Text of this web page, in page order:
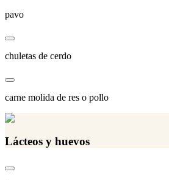
pavo
chuletas de cerdo
carne molida de res o pollo
Lácteos y huevos